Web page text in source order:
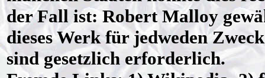
der Fall ist: Robert Malloy
dieses Werk für jedweden
sind gesetzlich erforderlich.